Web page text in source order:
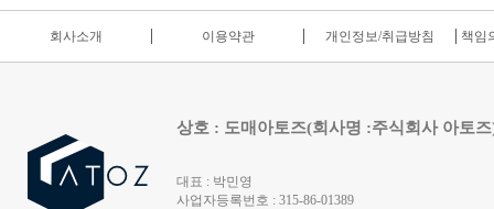
회사소개 이용약관 개인정보/취급방침 책임
상호 : 도매아토즈(회사명 :주식회사 아토
대표 : 박민영
사업자등록번호 : 315-86-01389